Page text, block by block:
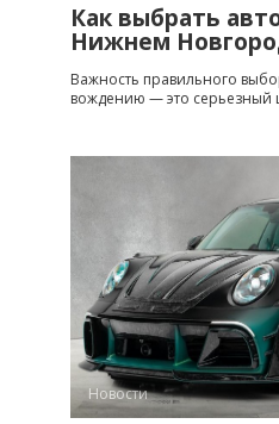
Как выбрать
Нижнем
Важность правильного
вождению — это серьезный
Новости